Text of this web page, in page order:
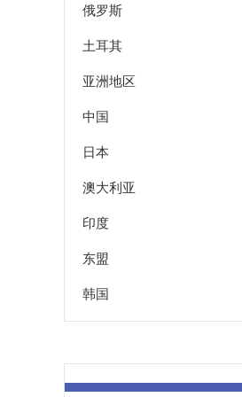
俄罗斯
土耳其
亚洲地区
中国
日本
澳大利亚
印度
东盟
韩国